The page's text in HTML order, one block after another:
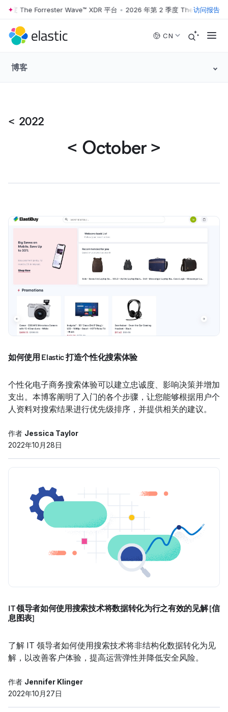
Skip to main content
The Forrester Wave™ XDR 平台 • 2026 年第 2 季度 The Forrester
访问报告
CN
博客
< 2022
< October >
如何使用 Elastic 打造个性化搜索体验
个性化电子商务搜索体验可以建立忠诚度、影响决策并增加
支出。本博客阐明了入门的各个步骤，让您能够根据用户个
人资料对搜索结果进行优先级排序，并提供相关的建议。
作者 Jessica Taylor
2022年10月28日
IT 领导者如何使用搜索技术将数据转化为行之有效的见解 [信
息图表]
了解 IT 领导者如何使用搜索技术将非结构化数据转化为见
解，以改善客户体验，提高运营弹性并降低安全风险。
作者 Jennifer Klinger
2022年10月27日